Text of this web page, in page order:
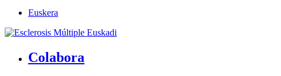
Euskera
Colabora